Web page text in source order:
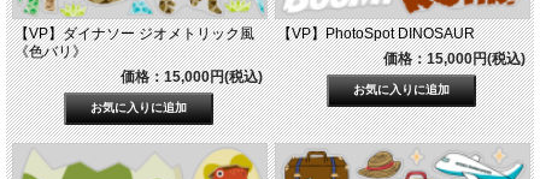
【VP】ダイナソー ジオメトリック風
《色バリ》
価格：15,000円(税込)
【VP】PhotoSpot DINOSAUR
価格：15,000円(税込)